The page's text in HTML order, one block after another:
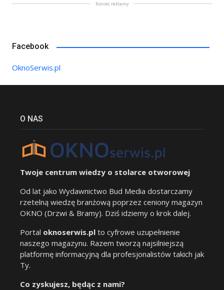
Koniec reklamy
Facebook
OknoSerwis.pl
O NAS
Twoje centrum wiedzy o stolarce otworowej
Od lat jako Wydawnictwo Bud Media dostarczamy
rzetelną wiedzę branżową poprzez ceniony magazyn
OKNO (Drzwi & Bramy). Dziś idziemy o krok dalej.
Portal oknoserwis.pl to cyfrowe uzupełnienie
naszego magazynu. Razem tworzą najsilniejszą
platformę informacyjną dla profesjonalistów takich jak
Ty.
Co zyskujesz, będąc z nami?